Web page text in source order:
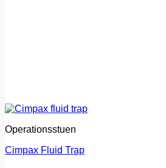
Operationsstuen
Cimpax Fluid Trap